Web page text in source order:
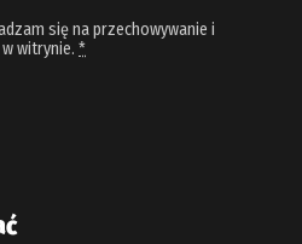
się na przechowywanie i
witrynie. *